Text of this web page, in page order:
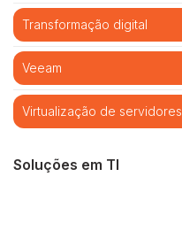
Transformação digital
Veeam
Virtualização de servidores
Soluções em TI